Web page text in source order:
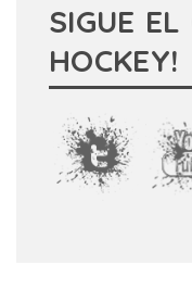
SIGUE
HOCKEY!